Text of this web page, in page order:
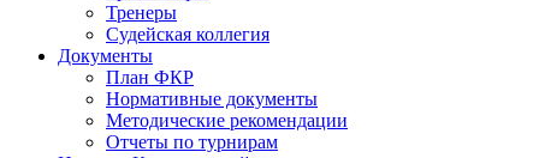
Тренеры
Судейская коллегия
Документы
План ФКР
Нормативные документы
Методические рекомендации
Отчеты по турнирам